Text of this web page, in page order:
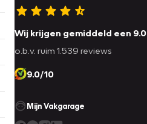
Wij krijgen gemiddeld een 9.0
o.b.v. ruim 1.539 reviews
9.0/10
Mijn Vakgarage